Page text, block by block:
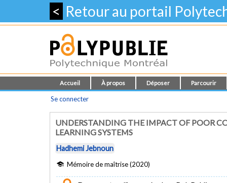
< Retour au portail
Accueil À propos Déposer Parcourir
Se connecter
UNDERSTANDING THE IMPACT OF POOR
LEARNING SYSTEMS
Hadhemi Jebnoun
Mémoire de maîtrise (2020)